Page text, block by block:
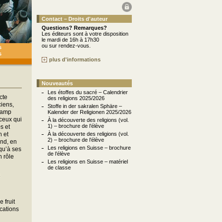
qui
et
et
en
ses
rôle
fruit
Contact – Droits d'auteur
Questions? Remarques?
Les éditeurs sont à votre disposition
le mardi de 16h à 17h30
ou sur rendez-vous.
plus d'informations
Nouveautés
Les étoffes du sacré – Calendrier
des religions 2025/2026
Stoffe in der sakralen Sphäre –
Kalender der Religionen 2025/2026
À la découverte des religions (vol.
1) – brochure de l’élève
À la découverte des religions (vol.
2) – brochure de l’élève
Les religions en Suisse – brochure
de l’élève
Les religions en Suisse – matériel
de classe